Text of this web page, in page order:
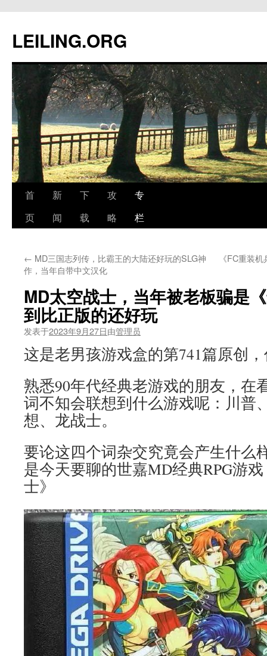
文
LEILING.ORG
首
页
新
闻
下
载
攻
略
专
栏
← MD三国志列传，比霸王的大陆还好玩的SLG神
作，当年自带中文汉化
《FC重装
MD太空战士，当年被老板骗是
到比正版的还好玩
发表于2023年9月27日由管理员
这是老男孩游戏盒的第741篇原创
熟悉90年代经典老游戏的朋友，在
词不知会联想到什么游戏呢：川普
想、龙战士。
要论这四个词杂交究竟会产生什么
是今天要聊的世嘉MD经典RPG游
士》